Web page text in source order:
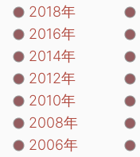
2018年
2016年
2014年
2012年
2010年
2008年
2006年